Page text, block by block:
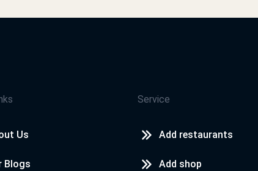
Us
Blogs
Service
Add restaurants
Add shop